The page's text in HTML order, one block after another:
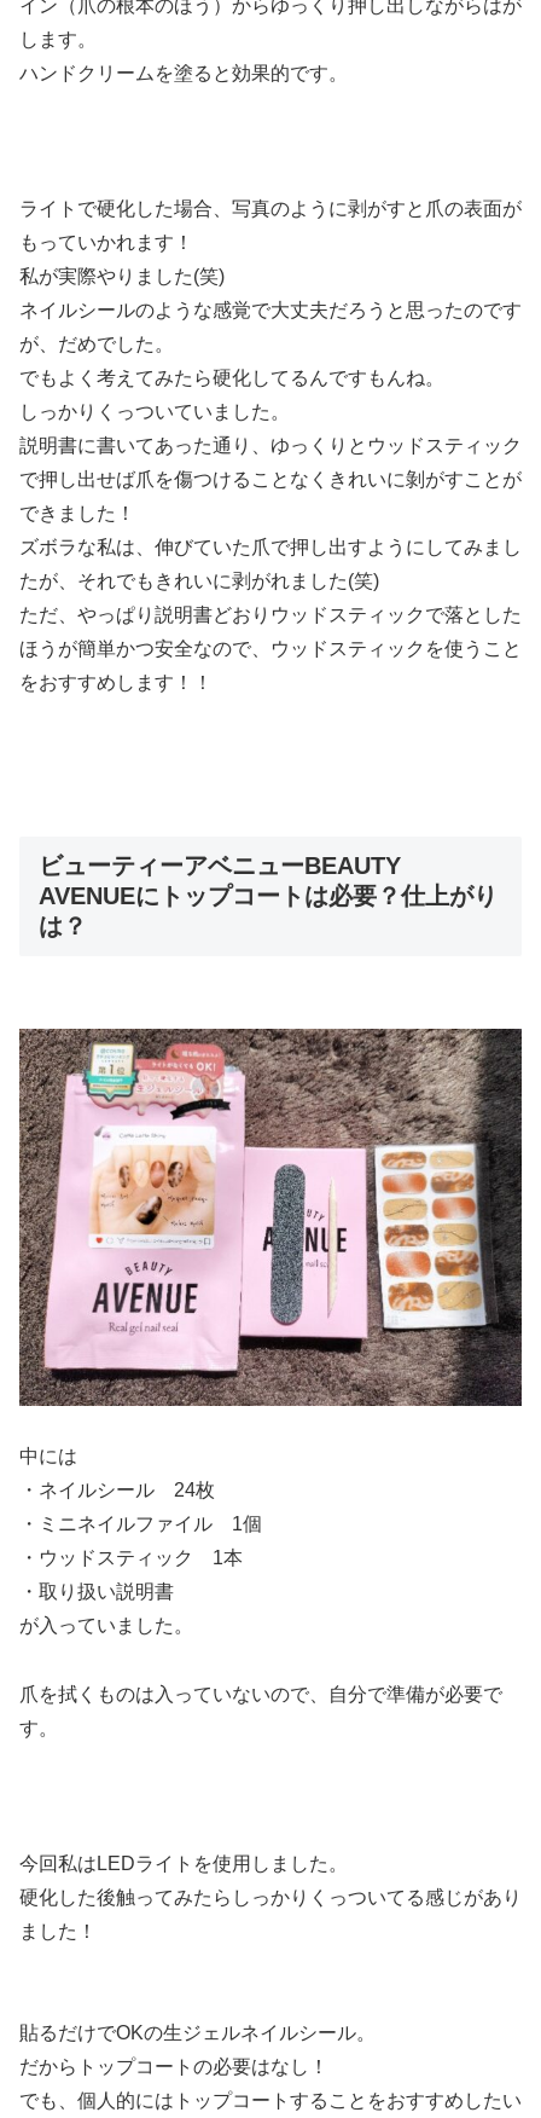
イン（爪の根本のほう）からゆっくり押し出しながらはが
します。
ハンドクリームを塗ると効果的です。
ライトで硬化した場合、写真のように剥がすと爪の表面が
もっていかれます！
私が実際やりました(笑)
ネイルシールのような感覚で大丈夫だろうと思ったのです
が、だめでした。
でもよく考えてみたら硬化してるんですもんね。
しっかりくっついていました。
説明書に書いてあった通り、ゆっくりとウッドスティック
で押し出せば爪を傷つけることなくきれいに剝がすことが
できました！
ズボラな私は、伸びていた爪で押し出すようにしてみまし
たが、それでもきれいに剥がれました(笑)
ただ、やっぱり説明書どおりウッドスティックで落とした
ほうが簡単かつ安全なので、ウッドスティックを使うこと
をおすすめします！！
ビューティーアベニューBEAUTY
AVENUEにトップコートは必要？仕上がり
は？
中には
・ネイルシール 24枚
・ミニネイルファイル 1個
・ウッドスティック 1本
・取り扱い説明書
が入っていました。
爪を拭くものは入っていないので、自分で準備が必要で
す。
今回私はLEDライトを使用しました。
硬化した後触ってみたらしっかりくっついてる感じがあり
ました！
貼るだけでOKの生ジェルネイルシール。
だからトップコートの必要はなし！
でも、個人的にはトップコートすることをおすすめしたい